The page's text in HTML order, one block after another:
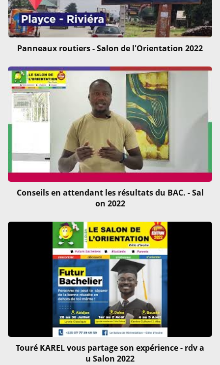
Panneaux routiers - Salon de l'Orientation 2022
Conseils en attendant les résultats du BAC. - Sal
on 2022
Touré KAREL vous partage son expérience - rdv a
u Salon 2022